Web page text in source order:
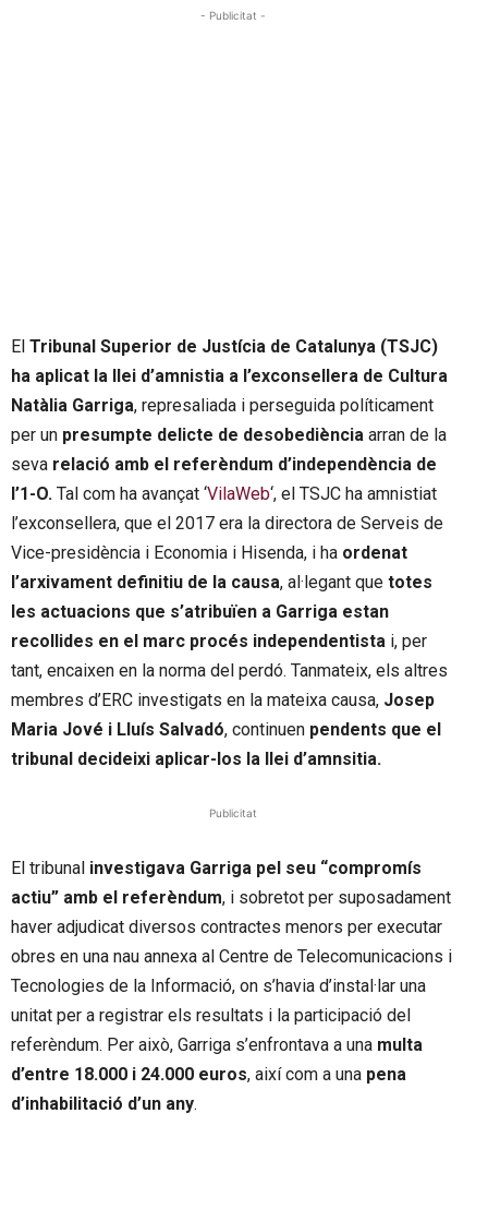
- Publicitat -
El Tribunal Superior de Justícia de Catalunya (TSJC)
ha aplicat la llei d’amnistia a l’exconsellera de Cultura
Natàlia Garriga, represaliada i perseguida políticament
per un presumpte delicte de desobediència arran de la
seva relació amb el referèndum d’independència de
l’1-O. Tal com ha avançat ‘VilaWeb‘, el TSJC ha amnistiat
l’exconsellera, que el 2017 era la directora de Serveis de
Vice-presidència i Economia i Hisenda, i ha ordenat
l’arxivament definitiu de la causa, al·legant que totes
les actuacions que s’atribuïen a Garriga estan
recollides en el marc procés independentista i, per
tant, encaixen en la norma del perdó. Tanmateix, els altres
membres d’ERC investigats en la mateixa causa, Josep
Maria Jové i Lluís Salvadó, continuen pendents que el
tribunal decideixi aplicar-los la llei d’amnsitia.
Publicitat
El tribunal investigava Garriga pel seu “compromís
actiu” amb el referèndum, i sobretot per suposadament
haver adjudicat diversos contractes menors per executar
obres en una nau annexa al Centre de Telecomunicacions i
Tecnologies de la Informació, on s’havia d’instal·lar una
unitat per a registrar els resultats i la participació del
referèndum. Per això, Garriga s’enfrontava a una multa
d’entre 18.000 i 24.000 euros, així com a una pena
d’inhabilitació d’un any.